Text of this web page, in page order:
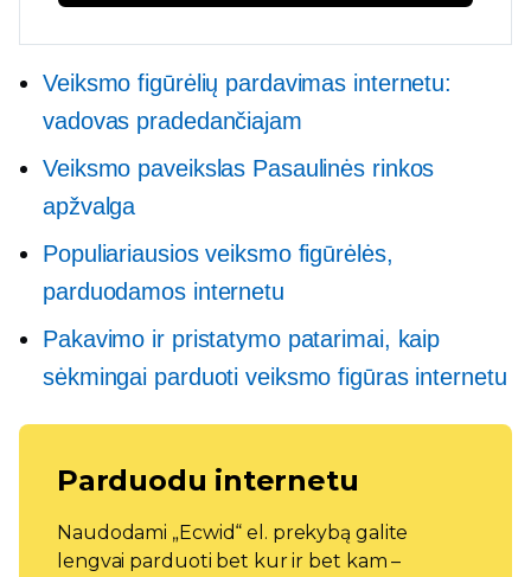
Veiksmo figūrėlių pardavimas internetu:
vadovas pradedančiajam
Veiksmo paveikslas Pasaulinės rinkos
apžvalga
Populiariausios veiksmo figūrėlės,
parduodamos internetu
Pakavimo ir pristatymo patarimai, kaip
sėkmingai parduoti veiksmo figūras internetu
Parduodu internetu
Naudodami „Ecwid“ el. prekybą galite
lengvai parduoti bet kur ir bet kam –